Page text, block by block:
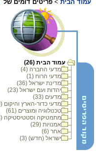
עמוד הבית > פריטים דומים של
עמוד הבית (26)
מדעי החברה (4)
מדעי הרוח (1)
מדינת ישראל (36)
יהדות ועם ישראל (23)
מדעים (33)
מדעי כדור-הארץ והיקום (30)
טכנולוגיה ומוצרים (61)
מתמטיקה וסטטיסטיקה (48)
אמנויות (29)
אחר (6)
ישראל (חדש) (3)